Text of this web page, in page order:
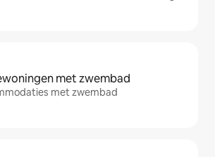
met zwembad
met zwembad